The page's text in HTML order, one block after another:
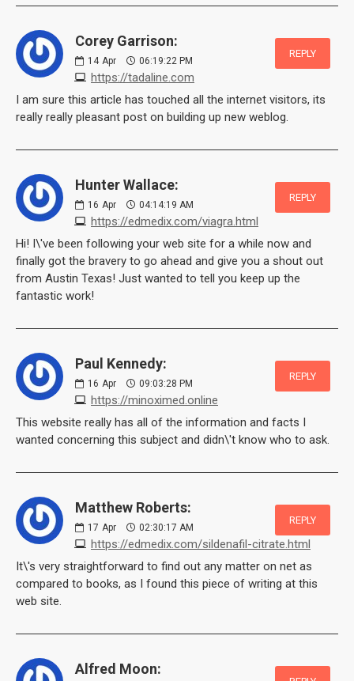
Corey Garrison:
14 Apr 06:19:22 PM
https://tadaline.com
REPLY
I am sure this article has touched all the internet visitors, its
really really pleasant post on building up new weblog.
Hunter Wallace:
16 Apr 04:14:19 AM
https://edmedix.com/viagra.html
REPLY
Hi! I\'ve been following your web site for a while now and
finally got the bravery to go ahead and give you a shout out
from Austin Texas! Just wanted to tell you keep up the
fantastic work!
Paul Kennedy:
16 Apr 09:03:28 PM
https://minoximed.online
REPLY
This website really has all of the information and facts I
wanted concerning this subject and didn\'t know who to ask.
Matthew Roberts:
17 Apr 02:30:17 AM
https://edmedix.com/sildenafil-citrate.html
REPLY
It\'s very straightforward to find out any matter on net as
compared to books, as I found this piece of writing at this
web site.
Alfred Moon: